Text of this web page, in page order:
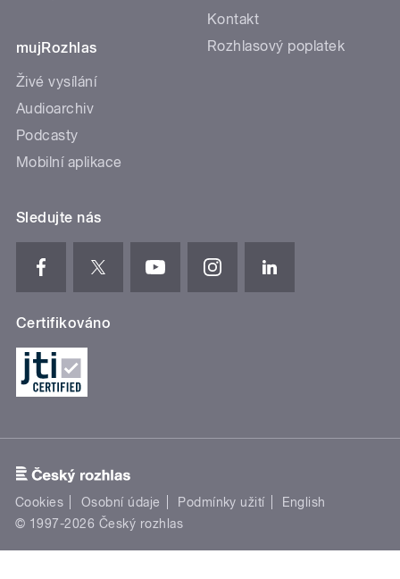
mujRozhlas
Živé vysílání
Audioarchiv
Podcasty
Mobilní aplikace
Kontakt
Rozhlasový poplatek
Sledujte nás
Certifikováno
Cookies Osobní údaje Podmínky užití
English
© 1997-2026 Český rozhlas